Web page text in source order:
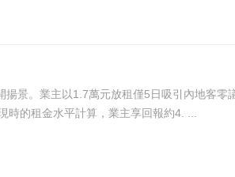
景。業主以1.7萬元放租僅5日吸引內地客零
元購入上述單位，若以現時的租金水平計算，業主享回報約4. ...